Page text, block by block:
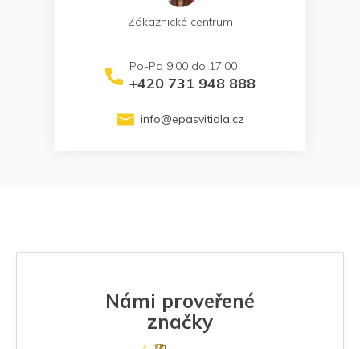
Zákaznické centrum
+420 731 948 888
info@epasvitidla.cz
Námi proveřené
značky